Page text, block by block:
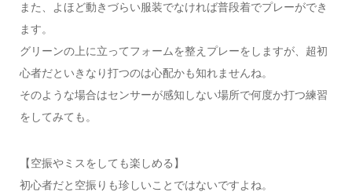
また、よほど動きづらい服装でなければ普段着でプレーができ
ます。
グリーンの上に立ってフォームを整えプレーをしますが、超初
心者だといきなり打つのは心配かも知れませんね。
そのような場合はセンサーが感知しない場所で何度か打つ練習
をしてみても。
【空振やミスをしても楽しめる】
初心者だと空振りも珍しいことではないですよね。